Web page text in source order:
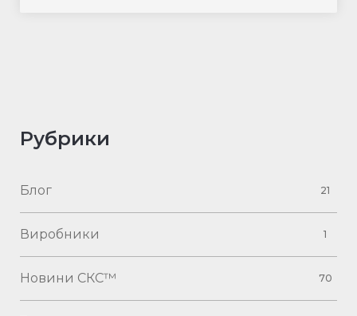
Рубрики
Блог 21
Виробники 1
Новини СКС™ 70